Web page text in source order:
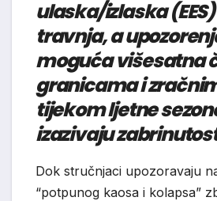
ulaska/izlaska (EES)
travnja, a
moguća višesatna
granicama i
tijekom ljetne
izazivaju
Dok stručnjaci upozoravaju
“potpunog kaosa i kolapsa”